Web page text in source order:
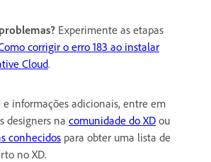
Experimente as etapas
corrigir o erro 183 ao instalar
Cloud.
e informações adicionais, entre em
designers na comunidade do XD ou
conhecidos para obter uma lista de
no XD.